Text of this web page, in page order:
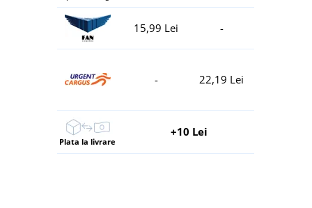
15,99 Lei -
- 22,19 Lei
Plata la livrare
+10 Lei